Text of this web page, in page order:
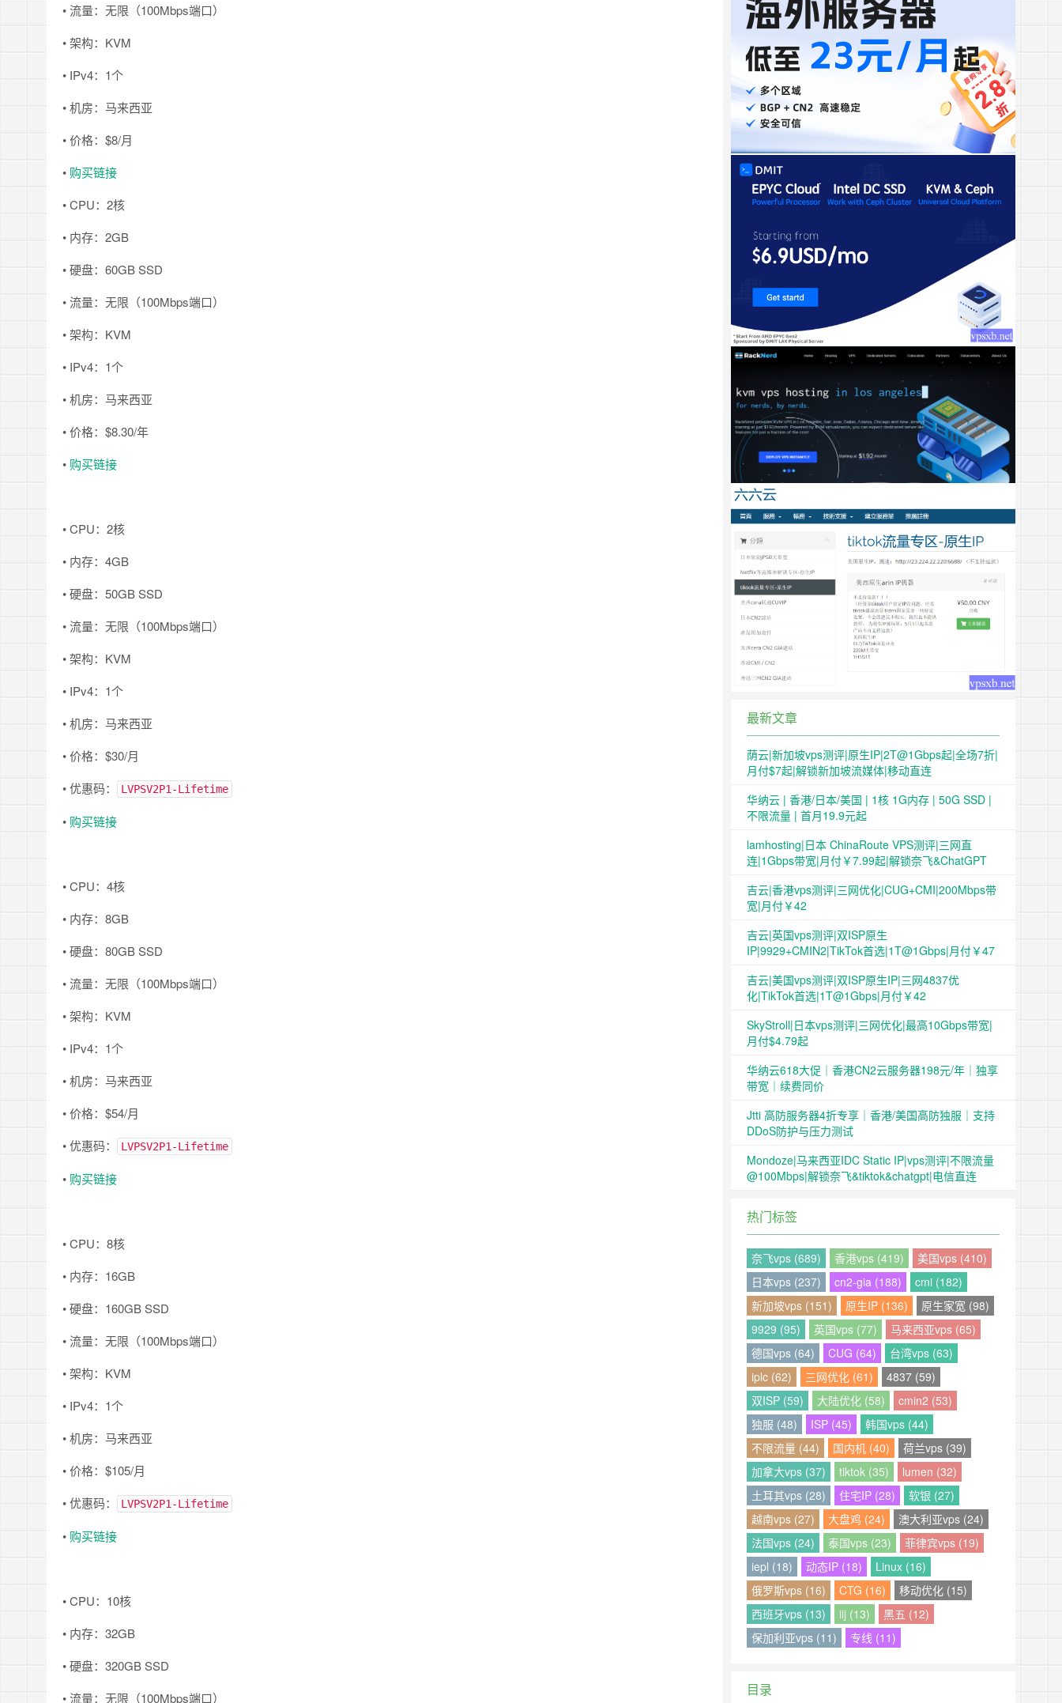
• 流量：无限（100Mbps端口）
• 架构：KVM
• IPv4：1个
• 机房：马来西亚
• 价格：$8/月
• 购买链接
• CPU：2核
• 内存：2GB
• 硬盘：60GB SSD
• 流量：无限（100Mbps端口）
• 架构：KVM
• IPv4：1个
• 机房：马来西亚
• 价格：$8.30/年
• 购买链接
• CPU：2核
• 内存：4GB
• 硬盘：50GB SSD
• 流量：无限（100Mbps端口）
• 架构：KVM
• IPv4：1个
• 机房：马来西亚
• 价格：$30/月
• 优惠码：
LVPSV2P1-Lifetime
• 购买链接
• CPU：4核
• 内存：8GB
• 硬盘：80GB SSD
• 流量：无限（100Mbps端口）
• 架构：KVM
• IPv4：1个
• 机房：马来西亚
• 价格：$54/月
• 优惠码：
LVPSV2P1-Lifetime
• 购买链接
• CPU：8核
• 内存：16GB
• 硬盘：160GB SSD
• 流量：无限（100Mbps端口）
• 架构：KVM
• IPv4：1个
• 机房：马来西亚
• 价格：$105/月
• 优惠码：
LVPSV2P1-Lifetime
• 购买链接
• CPU：10核
• 内存：32GB
• 硬盘：320GB SSD
• 流量：无限（100Mbps端口）
最新文章
荫云|新加坡vps测评|原生IP|2T@1Gbps起|全场7折|
月付$7起|解锁新加坡流媒体|移动直连
华纳云 | 香港/日本/美国 | 1核 1G内存 | 50G SSD |
不限流量 | 首月19.9元起
lamhosting|日本 ChinaRoute VPS测评|三网直
连|1Gbps带宽|月付￥7.99起|解锁奈飞&ChatGPT
吉云|香港vps测评|三网优化|CUG+CMI|200Mbps带
宽|月付￥42
吉云|英国vps测评|双ISP原生
IP|9929+CMIN2|TikTok首选|1T@1Gbps|月付￥47
吉云|美国vps测评|双ISP原生IP|三网4837优
化|TikTok首选|1T@1Gbps|月付￥42
SkyStroll|日本vps测评|三网优化|最高10Gbps带宽|
月付$4.79起
华纳云618大促｜香港CN2云服务器198元/年｜独享
带宽｜续费同价
Jtti 高防服务器4折专享｜香港/美国高防独服｜支持
DDoS防护与压力测试
Mondoze|马来西亚IDC Static IP|vps测评|不限流量
@100Mbps|解锁奈飞&tiktok&chatgpt|电信直连
热门标签
奈飞vps (689) 香港vps (419)
美国vps (410)
日本vps (237)
cn2-gia (188)
cmi (182)
新加坡vps (151)
原生IP (136)
原生家宽 (98)
9929 (95)
英国vps (77)
马来西亚vps (65)
德国vps (64)
CUG (64)
台湾vps (63)
iplc (62)
三网优化 (61)
4837 (59)
双ISP (59)
大陆优化 (58)
cmin2 (53)
独服 (48)
ISP (45)
韩国vps (44)
不限流量 (44)
国内机 (40)
荷兰vps (39)
加拿大vps (37)
tiktok (35)
lumen (32)
土耳其vps (28)
住宅IP (28)
软银 (27)
越南vps (27)
大盘鸡 (24)
澳大利亚vps (24)
法国vps (24)
泰国vps (23)
菲律宾vps (19)
iepl (18)
动态IP (18)
Linux (16)
俄罗斯vps (16)
CTG (16)
移动优化 (15)
西班牙vps (13)
iij (13)
黑五 (12)
保加利亚vps (11)
专线 (11)
目录